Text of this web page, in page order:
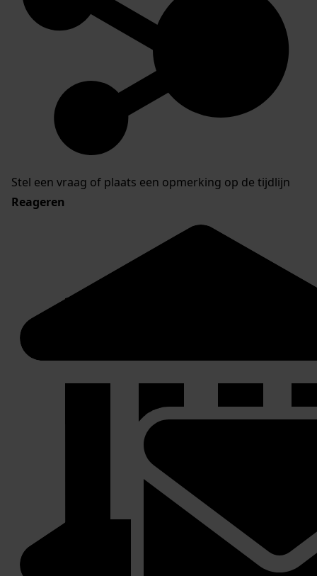
Stel een vraag of plaats een opmerking op de tijdlijn
Reageren